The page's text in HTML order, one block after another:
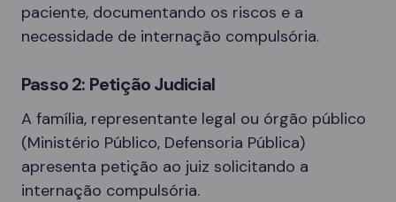
paciente, documentando os riscos e a
necessidade de internação compulsória.
Passo 2: Petição Judicial
A família, representante legal ou órgão público
(Ministério Público, Defensoria Pública)
apresenta petição ao juiz solicitando a
internação compulsória.